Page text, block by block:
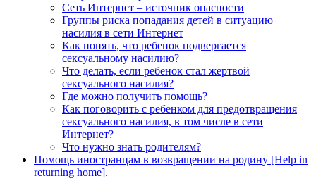
Сеть Интернет – источник опасности
Группы риска попадания детей в ситуацию
насилия в сети Интернет
Как понять, что ребенок подвергается
сексуальному насилию?
Что делать, если ребенок стал жертвой
сексуального насилия?
Где можно получить помощь?
Как поговорить с ребенком для предотвращения
сексуального насилия, в том числе в сети
Интернет?
Что нужно знать родителям?
Помощь иностранцам в возвращении на родину [Help in
returning home].